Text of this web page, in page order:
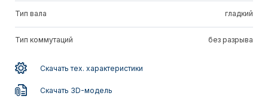
Тип вала гладкий
Тип коммутаций без разрыва
Скачать тех. характеристики
Скачать 3D-модель